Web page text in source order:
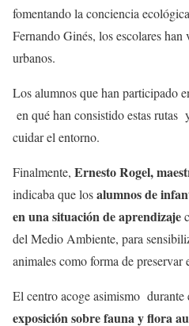
fomentando la conciencia
Fernando Ginés, los escolares
urbanos.
Los alumnos que han participado
en qué han consistido estas
cuidar el entorno.
Finalmente, Ernesto Rogel,
indicaba que losalumnos de
en una situación de aprendizaje
del Medio Ambiente, para
animales como forma de preservar
El centro acoge asimismo durante
exposición sobre fauna y flora